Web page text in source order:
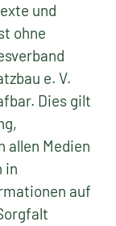
und
ohne
e. V.
Dies gilt
allen Medien
in
auf